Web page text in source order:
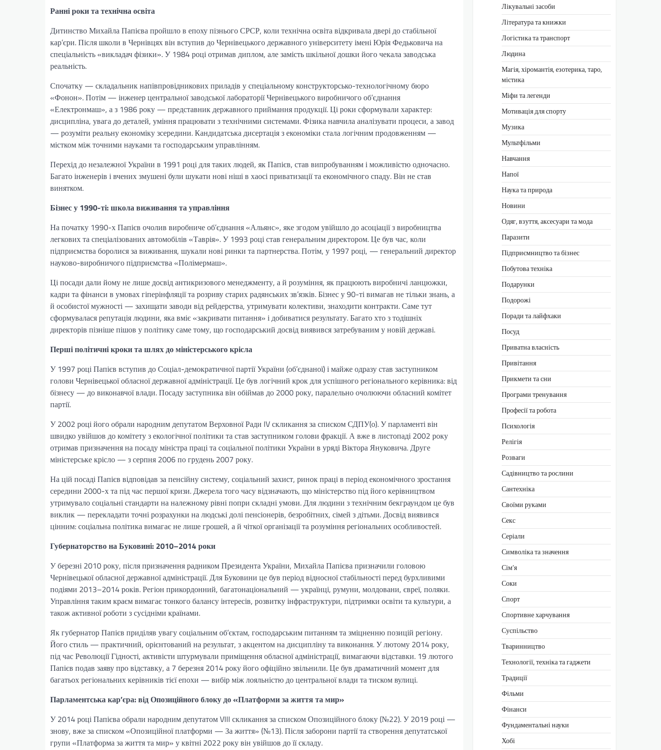
Ранні роки та технічна освіта
Дитинство Михайла Папієва пройшло в епоху пізнього СРСР, коли технічна освіта відкривала двері до стабільної
кар’єри. Після школи в Чернівцях він вступив до Чернівецького державного університету імені Юрія Федьковича на
спеціальність «викладач фізики». У 1984 році отримав диплом, але замість шкільної дошки його чекала заводська
реальність.
Спочатку — складальник напівпровідникових приладів у спеціальному конструкторсько-технологічному бюро
«Фонон». Потім — інженер центральної заводської лабораторії Чернівецького виробничого об’єднання
«Електронмаш», а з 1986 року — представник державного приймання продукції. Ці роки сформували характер:
дисципліна, увага до деталей, уміння працювати з технічними системами. Фізика навчила аналізувати процеси, а завод
— розуміти реальну економіку зсередини. Кандидатська дисертація з економіки стала логічним продовженням —
містком між точними науками та господарським управлінням.
Перехід до незалежної України в 1991 році для таких людей, як Папієв, став випробуванням і можливістю одночасно.
Багато інженерів і вчених змушені були шукати нові ніші в хаосі приватизації та економічного спаду. Він не став
винятком.
Бізнес у 1990-ті: школа виживання та управління
На початку 1990-х Папієв очолив виробниче об’єднання «Альянс», яке згодом увійшло до асоціації з виробництва
легкових та спеціалізованих автомобілів «Таврія». У 1993 році став генеральним директором. Це був час, коли
підприємства боролися за виживання, шукали нові ринки та партнерства. Потім, у 1997 році, — генеральний директор
науково-виробничого підприємства «Полімермаш».
Ці посади дали йому не лише досвід антикризового менеджменту, а й розуміння, як працюють виробничі ланцюжки,
кадри та фінанси в умовах гіперінфляції та розриву старих радянських зв’язків. Бізнес у 90-ті вимагав не тільки знань, а
й особистої мужності — захищати заводи від рейдерства, утримувати колективи, знаходити контракти. Саме тут
сформувалася репутація людини, яка вміє «закривати питання» і добиватися результату. Багато хто з тодішніх
директорів пізніше пішов у політику саме тому, що господарський досвід виявився затребуваним у новій державі.
Перші політичні кроки та шлях до міністерського крісла
У 1997 році Папієв вступив до Соціал-демократичної партії України (об’єднаної) і майже одразу став заступником
голови Чернівецької обласної державної адміністрації. Це був логічний крок для успішного регіонального керівника: від
бізнесу — до виконавчої влади. Посаду заступника він обіймав до 2000 року, паралельно очолюючи обласний комітет
партії.
У 2002 році його обрали народним депутатом Верховної Ради IV скликання за списком СДПУ(о). У парламенті він
швидко увійшов до комітету з екологічної політики та став заступником голови фракції. А вже в листопаді 2002 року
отримав призначення на посаду міністра праці та соціальної політики України в уряді Віктора Януковича. Друге
міністерське крісло — з серпня 2006 по грудень 2007 року.
На цій посаді Папієв відповідав за пенсійну систему, соціальний захист, ринок праці в період економічного зростання
середини 2000-х та під час першої кризи. Джерела того часу відзначають, що міністерство під його керівництвом
утримувало соціальні стандарти на належному рівні попри складні умови. Для людини з технічним бекграундом це був
виклик — перекладати точні розрахунки на людські долі пенсіонерів, безробітних, сімей з дітьми. Досвід виявився
цінним: соціальна політика вимагає не лише грошей, а й чіткої організації та розуміння регіональних особливостей.
Губернаторство на Буковині: 2010–2014 роки
У березні 2010 року, після призначення радником Президента України, Михайла Папієва призначили головою
Чернівецької обласної державної адміністрації. Для Буковини це був період відносної стабільності перед бурхливими
подіями 2013–2014 років. Регіон прикордонний, багатонаціональний — українці, румуни, молдовани, євреї, поляки.
Управління таким краєм вимагає тонкого балансу інтересів, розвитку інфраструктури, підтримки освіти та культури, а
також активної роботи з сусідніми країнами.
Як губернатор Папієв приділяв увагу соціальним об’єктам, господарським питанням та зміцненню позицій регіону.
Його стиль — практичний, орієнтований на результат, з акцентом на дисципліну та виконання. У лютому 2014 року,
під час Революції Гідності, активісти штурмували приміщення обласної адміністрації, вимагаючи відставки. 19 лютого
Папієв подав заяву про відставку, а 7 березня 2014 року його офіційно звільнили. Це був драматичний момент для
багатьох регіональних керівників тієї епохи — вибір між лояльністю до центральної влади та тиском вулиці.
Парламентська кар’єра: від Опозиційного блоку до «Платформи за життя та мир»
У 2014 році Папієва обрали народним депутатом VIII скликання за списком Опозиційного блоку (№22). У 2019 році —
знову, вже за списком «Опозиційної платформи — За життя» (№13). Після заборони партії та створення депутатської
групи «Платформа за життя та мир» у квітні 2022 року він увійшов до її складу.
Лікувальні засоби
Література та книжки
Логістика та транспорт
Людина
Магія, хіромантія, езотерика, таро,
містика
Міфи та легенди
Мотивація для спорту
Музика
Мультфільми
Навчання
Напої
Наука та природа
Новини
Одяг, взуття, аксесуари та мода
Паразити
Підприємництво та бізнес
Побутова техніка
Подарунки
Подорожі
Поради та лайфхаки
Посуд
Приватна власність
Привітання
Прикмети та сни
Програми тренування
Професії та робота
Психологія
Релігія
Розваги
Садівництво та рослини
Сантехніка
Своїми руками
Секс
Серіали
Символіка та значення
Сім’я
Соки
Спорт
Спортивне харчування
Суспільство
Тваринництво
Технології, техніка та гаджети
Традиції
Фільми
Фінанси
Фундаментальні науки
Хобі